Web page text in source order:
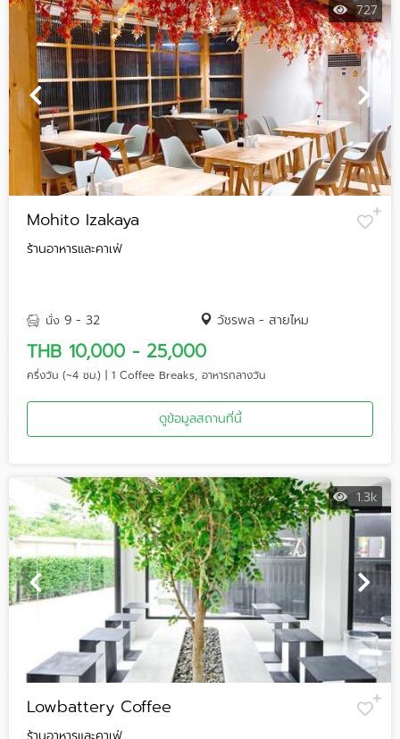
727
Mohito Izakaya
ร้านอาหารและคาเฟ่
นั่ง 9 - 32 วัชรพล - สายไหม
THB 10,000 - 25,000
ครึ่งวัน (~4 ชม.) | 1 Coffee Breaks, อาหารกลางวัน
ดูข้อมูลสถานที่นี้
1.3k
Lowbattery Coffee